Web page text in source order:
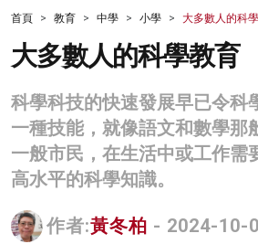
財經
生活
商業
科技
名家榜
首頁 教育 中學 小學 大多數人的科
大多數人的科學教育
科學科技的快速發展早已令科
一種技能，就像語文和數學那
一般市民，在生活中或工作需
高水平的科學知識。
作者:黃冬柏 - 2024-10-